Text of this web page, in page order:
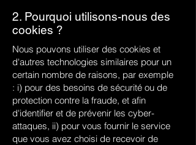
2. Pourquoi utilisons-nous des
cookies ?
Nous pouvons utiliser des cookies et
d'autres technologies similaires pour un
certain nombre de raisons, par exemple
: i) pour des besoins de sécurité ou de
protection contre la fraude, et afin
d'identifier et de prévenir les cyber-
attaques, ii) pour vous fournir le service
que vous avez choisi de recevoir de